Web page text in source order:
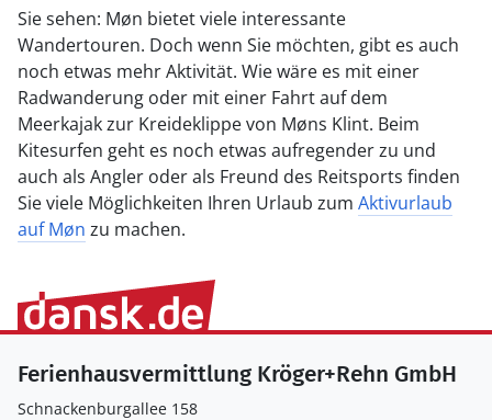
Sie sehen: Møn bietet viele interessante
Wandertouren. Doch wenn Sie möchten, gibt es auch
noch etwas mehr Aktivität. Wie wäre es mit einer
Radwanderung oder mit einer Fahrt auf dem
Meerkajak zur Kreideklippe von Møns Klint. Beim
Kitesurfen geht es noch etwas aufregender zu und
auch als Angler oder als Freund des Reitsports finden
Sie viele Möglichkeiten Ihren Urlaub zum Aktivurlaub
auf Møn zu machen.
Ferienhausvermittlung Kröger+Rehn GmbH
Schnackenburgallee 158